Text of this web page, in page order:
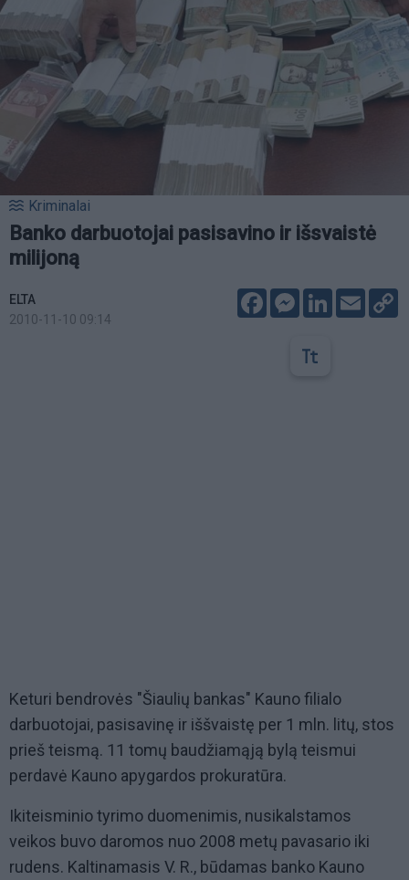
Kriminalai
Banko darbuotojai pasisavino ir išsvaistė
milijoną
ELTA
2010-11-10 09:14
FacebookMessenger
LinkedIn
Email
Keturi bendrovės "Šiaulių bankas" Kauno filialo
darbuotojai, pasisavinę ir iššvaistę per 1 mln. litų, stos
prieš teismą. 11 tomų baudžiamąją bylą teismui
perdavė Kauno apygardos prokuratūra.
Ikiteisminio tyrimo duomenimis, nusikalstamos
veikos buvo daromos nuo 2008 metų pavasario iki
rudens. Kaltinamasis V. R., būdamas banko Kauno